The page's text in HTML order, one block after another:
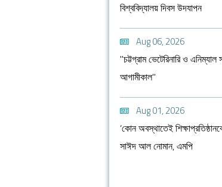
বিশ্ববিদ্যালয় দিবস উদযাপন
Aug 06, 2026
"চট্টগ্রাম ভেটেরিনারি ও এনিম্যাল
আগামীকাল"
Aug 01, 2026
‘কোন অবস্থাতেই
সাঈদ আল নোমান, এমপি